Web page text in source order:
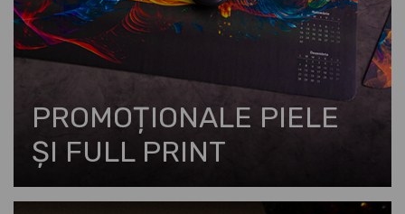
PROMOȚIONALE PIELE
ȘI FULL PRINT